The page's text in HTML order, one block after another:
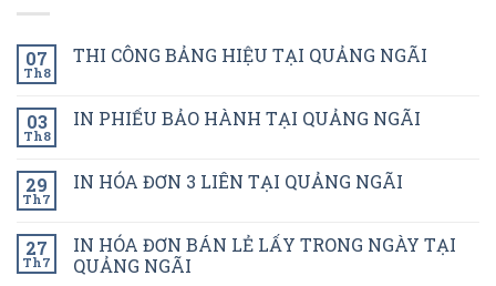
07
Th8
THI CÔNG BẢNG HIỆU TẠI QUẢNG NGÃI
03
Th8
IN PHIẾU BẢO HÀNH TẠI QUẢNG NGÃI
29
Th7
IN HÓA ĐƠN 3 LIÊN TẠI QUẢNG NGÃI
27
Th7
IN HÓA ĐƠN BÁN LẺ LẤY TRONG NGÀY TẠI
QUẢNG NGÃI